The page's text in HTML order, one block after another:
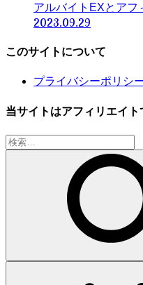
アルバイトEXとアフ
2023.09.29
このサイトについて
プライバシーポリシ
当サイトはアフィリエイ
検
索: